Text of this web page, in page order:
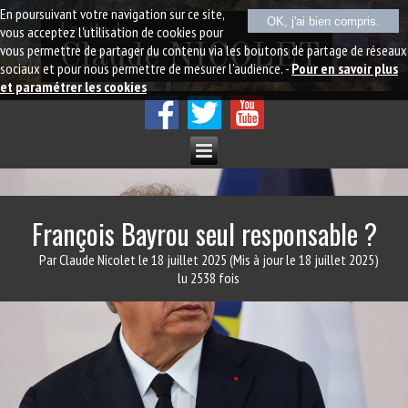
Claude NICOLET
Le site de
François Bayrou seul responsable ?
Par Claude Nicoletle 18 juillet 2025 (Mis à jour le 18 juillet 2025)
lu 2538 fois
OK, j'ai bien compris.
En poursuivant votre navigation sur ce site,
vous acceptez l'utilisation de cookies pour
vous permettre de partager du contenu via les boutons de partage de réseaux
sociaux et pour nous permettre de mesurer l'audience. -Pour en savoir plus
et paramétrer les cookies